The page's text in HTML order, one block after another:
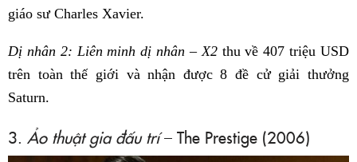
giáo sư Charles Xavier.
Dị nhân 2: Liên minh dị nhân – X2thu về 407 triệu USD
trên toàn thế giới và nhận được 8 đề cử giải thưởng
Saturn.
3. Ảo thuật gia đấu trí– The Prestige (2006)